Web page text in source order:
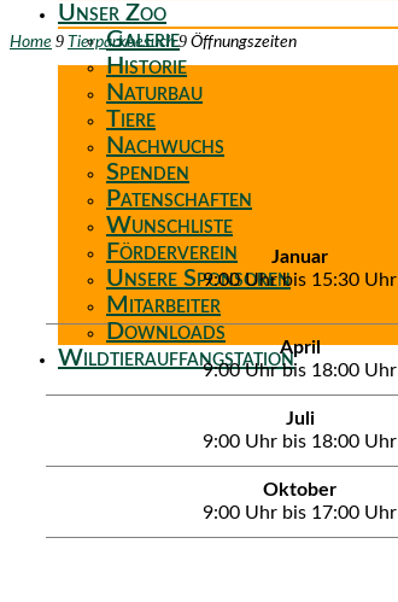
Unser Zoo
Galerie
Historie
Naturbau
Tiere
Nachwuchs
Spenden
Patenschaften
Wunschliste
Förderverein
Unsere Sponsoren
Mitarbeiter
Downloads
Wildtierauffangstation
Home 9 Tierparkbesuch 9 Öffnungszeiten
Januar
9:00 Uhr bis 15:30 Uhr
April
9:00 Uhr bis 18:00 Uhr
Juli
9:00 Uhr bis 18:00 Uhr
Oktober
9:00 Uhr bis 17:00 Uhr